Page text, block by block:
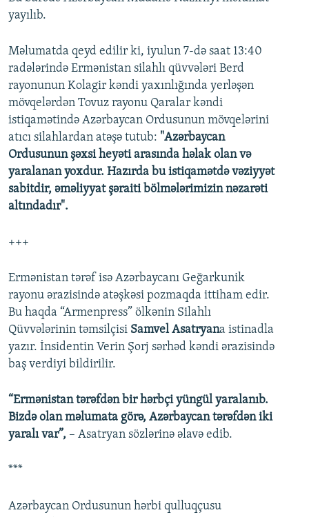
yayılıb.
Məlumatda qeyd edilir ki, iyulun 7-də saat 13:40
radələrində Ermənistan silahlı qüvvələri Berd
rayonunun Kolagir kəndi yaxınlığında yerləşən
mövqelərdən Tovuz rayonu Qaralar kəndi
istiqamətində Azərbaycan Ordusunun mövqelərini
atıcı silahlardan atəşə tutub: "Azərbaycan
Ordusunun şəxsi heyəti arasında həlak olan və
yaralanan yoxdur. Hazırda bu istiqamətdə vəziyyət
sabitdir, əməliyyat şəraiti bölmələrimizin nəzarəti
altındadır".
+++
Ermənistan tərəf isə Azərbaycanı Geğarkunik
rayonu ərazisində atəşkəsi pozmaqda ittiham edir.
Bu haqda “Armenpress” ölkənin Silahlı
Qüvvələrinin təmsilçisi Samvel Asatryana istinadla
yazır. İnsidentin Verin Şorj sərhəd kəndi ərazisində
baş verdiyi bildirilir.
“Ermənistan tərəfdən bir hərbçi yüngül yaralanıb.
Bizdə olan məlumata görə, Azərbaycan tərəfdən iki
yaralı var”, – Asatryan sözlərinə əlavə edib.
***
Azərbaycan Ordusunun hərbi qulluqçusu